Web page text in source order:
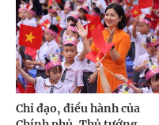
Chỉ đạo, điều hành của